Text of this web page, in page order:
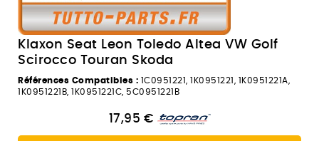
Klaxon Seat Leon Toledo Altea VW Golf
Scirocco Touran Skoda
Références Compatibles : 1C0951221, 1K0951221, 1K0951221A,
1K0951221B, 1K0951221C, 5C0951221B
17,95 €